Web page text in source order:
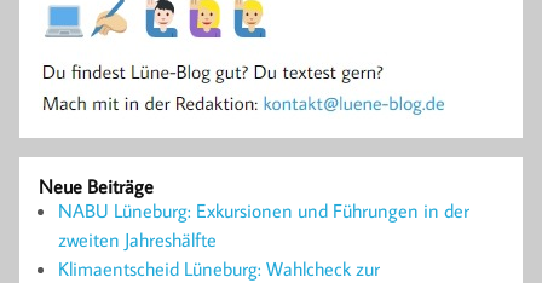
Neue Beiträge
NABU Lüneburg: Exkursionen und Führungen in der
zweiten Jahreshälfte
Klimaentscheid Lüneburg: Wahlcheck zur